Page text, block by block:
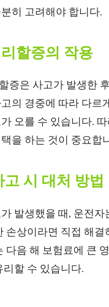
히 고려해야 합니다.
할증의 작용
증은 사고가 발생한
의 경중에 따라 다르
오를 수 있습니다.
을 하는 것이 중요합
고 시 대처 방법
발생했을 때, 운전
손상이라면 직접 해
다음 해 보험료에 큰
리할 수 있습니다.